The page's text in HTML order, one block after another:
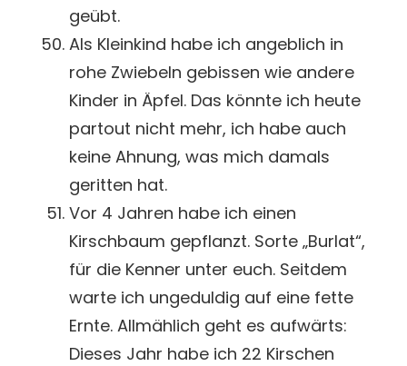
geübt.
Als Kleinkind habe ich angeblich in
rohe Zwiebeln gebissen wie andere
Kinder in Äpfel. Das könnte ich heute
partout nicht mehr, ich habe auch
keine Ahnung, was mich damals
geritten hat.
Vor 4 Jahren habe ich einen
Kirschbaum gepflanzt. Sorte „Burlat“,
für die Kenner unter euch. Seitdem
warte ich ungeduldig auf eine fette
Ernte. Allmählich geht es aufwärts:
Dieses Jahr habe ich 22 Kirschen